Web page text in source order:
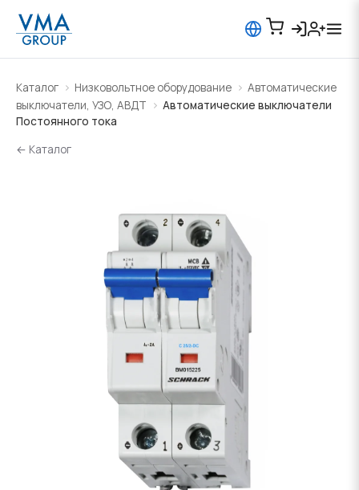
Каталог Низковольтное оборудование
Автоматические
выключатели, УЗО, АВДТ
Автоматические выключатели
Постоянного тока
← Каталог